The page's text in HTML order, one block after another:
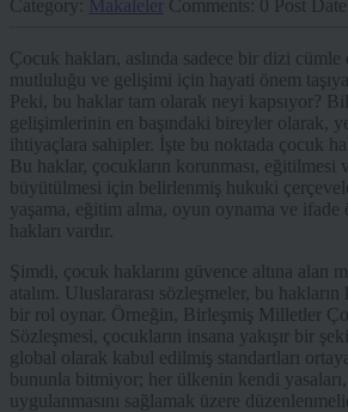
Category: Makaleler Comments: 0 Post Date:
Çocuk hakları, aslında sadece bir dizi cümle
mutluluğu ve gelişimi için hayati önem
Peki, bu haklar tam olarak neyi kapsıyor?
gelişimlerinin en başındaki bireyler olarak,
ihtiyaçlara sahipler. İşte bu noktada çocuk
Bu haklar, çocukların korunması, eğitilmesi
büyütülmesi için belirlenmiş hukuki
yaşama, eğitim alma, oyun oynama ve ifade
hakları vardır.
Şimdi, çocuk haklarını güvence altına alan
atalım. Uluslararası sözleşmeler, bu hakların
bir rol oynar. Örneğin, Birleşmiş Milletler
Sözleşmesi, çocukların insana yakışır bir
global olarak kabul edilmiş standartları
bununla bitmiyor; her ülkenin kendi yasaları,
uygulanmasını sağlamak üzere